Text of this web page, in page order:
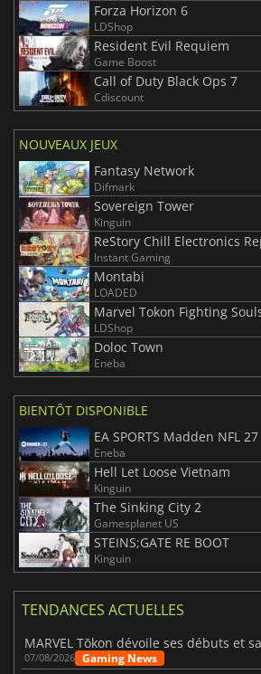
Forza Horizon 6
LDShop
Resident Evil Requiem
Game Boost
Call of Duty Black Ops 7
Cdiscount
NOUVEAUX JEUX
Fantasy Network
Difmark
Sovereign Tower
Kinguin
ReStory Chill Electronics
Instant Gaming
Montabi
LOADED
Marvel Tokon Fighting
LDShop
Doloc Town
Eneba
BIENTÔT DISPONIBLE
EA SPORTS Madden NFL 27
Eneba
Hell Let Loose Vietnam
Kinguin
The Sinking City 2
Gamesplanet US
STEINS;GATE RE BOOT
Kinguin
TENDANCES ACTUELLES
07/08/2026 Gaming News